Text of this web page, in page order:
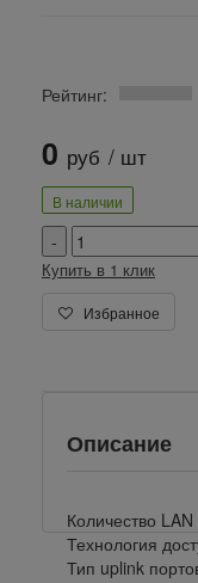
Рейтинг:
0 руб / шт
В наличии
Купить в 1 клик
Избранное
Описание
Количество
Технология
Тип uplink